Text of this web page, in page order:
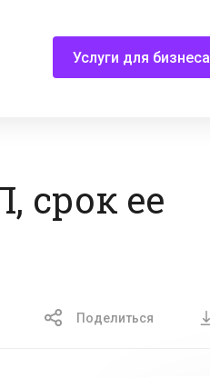
Услуги для бизнеса
срок ее
Поделиться